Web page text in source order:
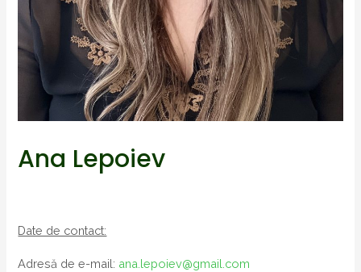
Ana Lepoiev
Date de contact:
Adresă de e-mail: ana.lepoiev@gmail.com